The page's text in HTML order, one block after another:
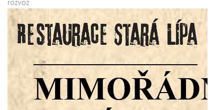
rozvoz